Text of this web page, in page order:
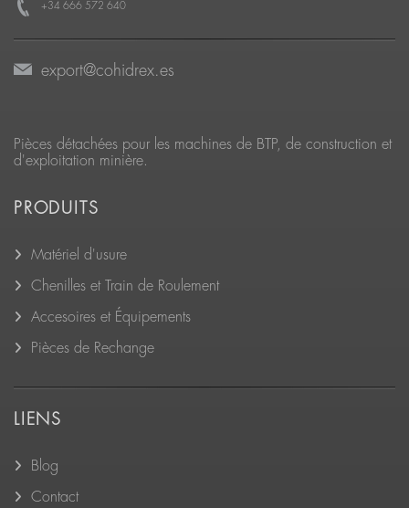
+34 666 572 640
export@cohidrex.es
Pièces détachées pour les machines de BTP, de construction et
d'exploitation minière.
PRODUITS
Matériel d'usure
Chenilles et Train de Roulement
Accesoires et Équipements
Pièces de Rechange
LIENS
Blog
Contact